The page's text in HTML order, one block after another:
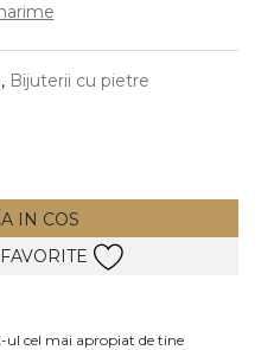
Vezi toate
, Bijuterii cu pietre
IN COS
ul cel mai apropiat de tine